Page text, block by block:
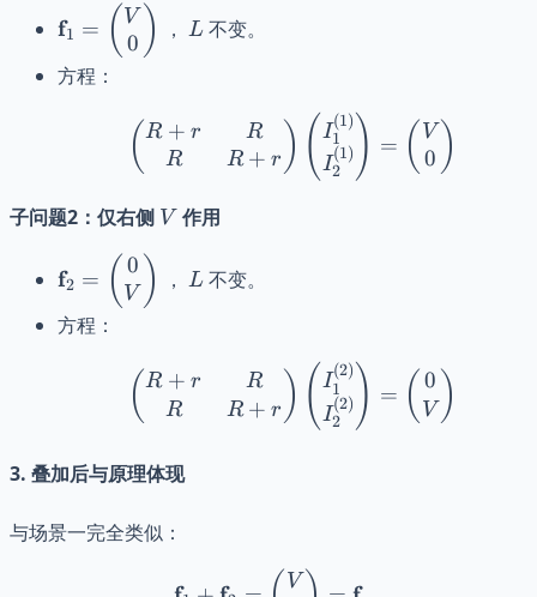
\mathbf{f}_1 =
\begin{pmatrix}
V \\ 0
f1 = ( V
0 ) ，
L
L不变。
方程：
\begin{pmatrix} R +
( R + r
R
R
R + r ) ( I1
(1)
I2
(1) ) = ( V
0 )
子问题2：仅右侧 V
V 作用
\mathbf{f}_2 =
\begin{pmatrix}
0 \\ V
f2 = ( 0
V ) ，
L
L不变。
方程：
\begin{pmatrix} R +
( R + r
R
R
R + r ) ( I1
(2)
I2
(2) ) = ( 0
V )
3. 叠加后与原理体现
与场景一完全类似：
\mathbf{f}_1 +
V